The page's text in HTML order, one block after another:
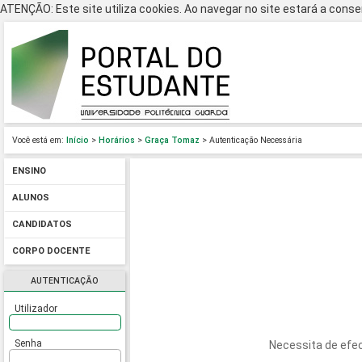
ATENÇÃO: Este site utiliza cookies. Ao navegar no site estará a
Você está em: Início > Horários > Graça Tomaz > Autenticação Necessária
ENSINO
ALUNOS
CANDIDATOS
CORPO DOCENTE
AUTENTICAÇÃO
Utilizador
Senha Necessita de